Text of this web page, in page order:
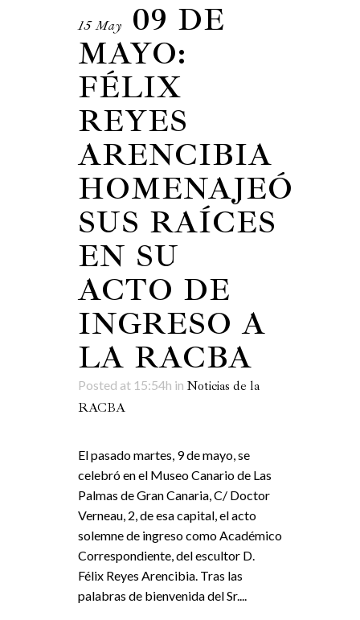
15 May
09 DE
MAYO:
FÉLIX
REYES
ARENCIBIA
HOMENAJEÓ
SUS RAÍCES
EN SU
ACTO DE
INGRESO A
LA RACBA
Posted at 15:54h in Noticias de la
RACBA
El pasado martes, 9 de mayo, se
celebró en el Museo Canario de Las
Palmas de Gran Canaria, C/ Doctor
Verneau, 2, de esa capital, el acto
solemne de ingreso como Académico
Correspondiente, del escultor D.
Félix Reyes Arencibia. Tras las
palabras de bienvenida del Sr....